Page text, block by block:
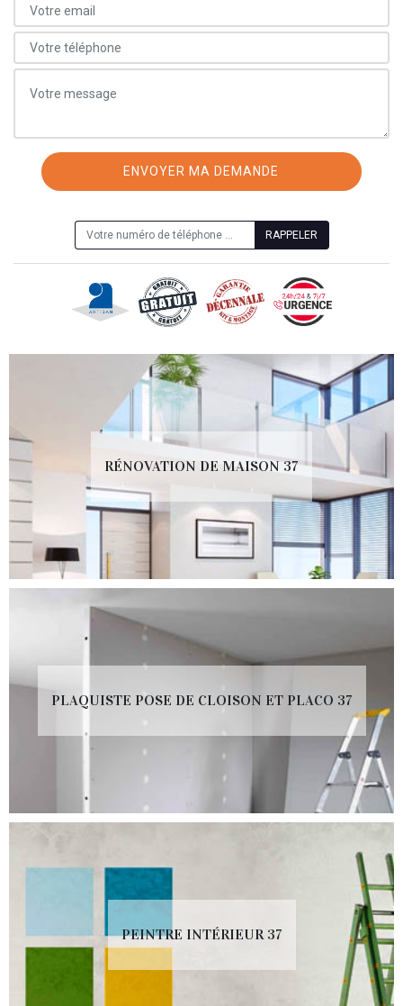
RÉNOVATION DE MAISON 37
PLAQUISTE POSE DE CLOISON ET PLACO 37
PEINTRE INTÉRIEUR 37